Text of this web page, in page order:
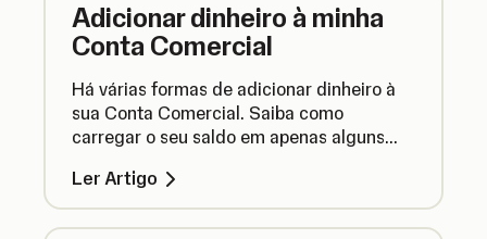
Adicionar dinheiro à minha
Conta Comercial
Há várias formas de adicionar dinheiro à
sua Conta Comercial. Saiba como
carregar o seu saldo em apenas alguns
Ler Artigo